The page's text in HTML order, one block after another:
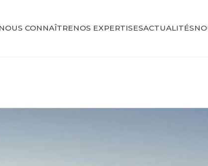
NOUS CONNAÎTRENOS EXPERTISESACTUALITÉS